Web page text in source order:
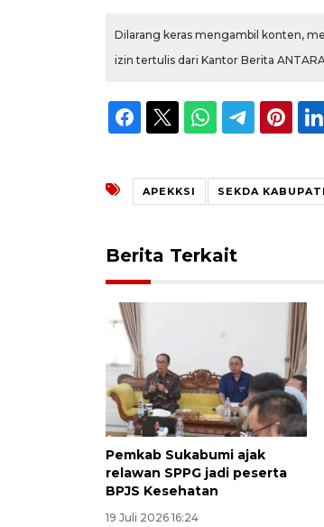
Dilarang keras mengambil konten,
izin tertulis dari Kantor Berita
APEKKSI SEKDA
Berita Terkait
Pemkab Sukabumi ajak
relawan SPPG jadi peserta
BPJS Kesehatan
19 Juli 2026 16:24